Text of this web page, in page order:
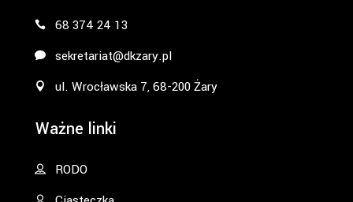
68 374 24 13
sekretariat@dkzary.pl
ul. Wrocławska 7, 68-200 Żary
Ważne linki
RODO